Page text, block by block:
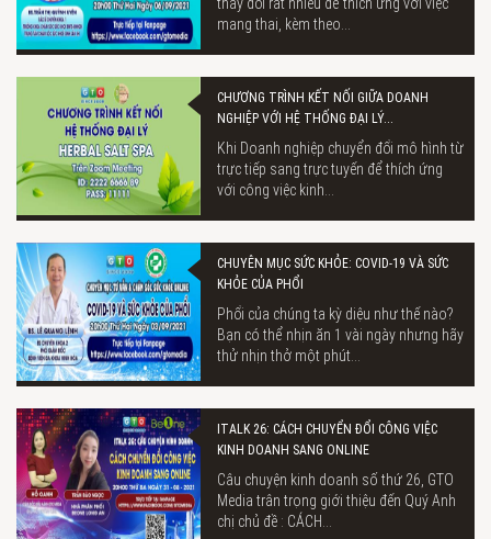
mang thai, kèm theo...
CHƯƠNG TRÌNH KẾT NỐI GIỮA DOANH
NGHIỆP VỚI HỆ THỐNG ĐẠI LÝ...
Khi Doanh nghiệp chuyển đổi mô hình từ
trực tiếp sang trực tuyến để thích ứng
với công việc kinh...
CHUYÊN MỤC SỨC KHỎE: COVID-19 VÀ SỨC
KHỎE CỦA PHỔI
Phổi của chúng ta kỳ diệu như thế nào?
Bạn có thể nhịn ăn 1 vài ngày nhưng hãy
thử nhịn thở một phút...
ITALK 26: CÁCH CHUYỂN ĐỔI CÔNG VIỆC
KINH DOANH SANG ONLINE
Câu chuyện kinh doanh số thứ 26, GTO
Media trân trọng giới thiệu đến Quý Anh
chị chủ đề : CÁCH...